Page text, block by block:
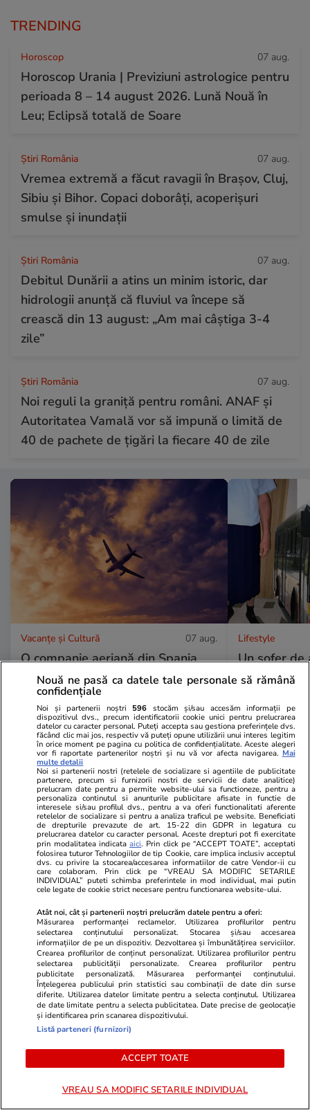
TRENDING
Horoscop 07 aug.
Horoscop Urania | Previziuni astrologice pentru
perioada 8 – 14 august 2026. Lună Nouă în
Leu; Eclipsă totală de Soare
Știri România 07 aug.
Vremea extremă a făcut ravagii în Brașov, Cluj,
Sibiu și Bihor. Copaci doborâți, acoperișuri
smulse și inundații
Știri România 07 aug.
Debitul Dunării a atins un minim istoric, dar
hidrologii anunță că fluviul va începe să
crească din 13 august: „Am mai câștiga 3-4
zile”
Știri România 07 aug.
Noi reguli la graniță pentru români. ANAF și
Autoritatea Vamală vor să impună o limită de
40 de pachete de țigări la fiecare 40 de zile
Vacanțe și Cultură 07 aug.
O companie aeriană din Spania
lansează un zbor special pentru
cei care vor să vadă eclipsa solară
din cer
Lifestyle
Un șofer de
muncă în
scurți: „E
Horoscop 07 aug.
Horoscop 8 august 2026.
Fecioarele sunt pregătite să-și
asume o creștere mai lentă și
anumite limitări în schimbul
stabilității
Bani și Afaceri 03 aug.
Cine poate retrage banii din
Nouă ne pasă ca datele tale personale să rămână
confidențiale
Noi și partenerii noștri 596 stocăm și/sau accesăm informații pe
dispozitivul dvs., precum identificatorii cookie unici pentru prelucrarea
datelor cu caracter personal. Puteți accepta sau gestiona preferințele dvs.
făcând clic mai jos, respectiv vă puteți opune utilizării unui interes legitim
în orice moment pe pagina cu politica de confidențialitate. Aceste alegeri
vor fi raportate partenerilor noștri și nu vă vor afecta navigarea. Mai
multe detalii
Noi si partenerii nostri (retelele de socializare si agentiile de publicitate
partenere, precum si furnizorii nostri de servicii de date analitice)
prelucram date pentru a permite website-ului sa functioneze, pentru a
personaliza continutul si anunturile publicitare afisate in functie de
interesele si/sau profilul dvs., pentru a va oferi functionalitati aferente
retelelor de socializare si pentru a analiza traficul pe website. Beneficiati
de drepturile prevazute de art. 15-22 din GDPR in legatura cu
prelucrarea datelor cu caracter personal. Aceste drepturi pot fi exercitate
prin modalitatea indicataaici. Prin click pe “ACCEPT TOATE”, acceptati
folosirea tuturor Tehnologiilor de tip Cookie, care implica inclusiv acceptul
dvs. cu privire la stocarea/accesarea informatiilor de catre Vendor-ii cu
care colaboram. Prin click pe “VREAU SA MODIFIC SETARILE
INDIVIDUAL” puteti schimba preferintele in mod individual, mai putin
cele legate de cookie strict necesare pentru functionarea website-ului.
Atât noi, cât și partenerii noștri prelucrăm datele pentru a oferi:
Măsurarea performanței reclamelor. Utilizarea profilurilor pentru
selectarea conținutului personalizat. Stocarea și/sau accesarea
informațiilor de pe un dispozitiv. Dezvoltarea și îmbunătățirea serviciilor.
Crearea profilurilor de conținut personalizat. Utilizarea profilurilor pentru
selectarea publicității personalizate. Crearea profilurilor pentru
publicitate personalizată. Măsurarea performanței conținutului.
Înțelegerea publicului prin statistici sau combinații de date din surse
diferite. Utilizarea datelor limitate pentru a selecta conținutul. Utilizarea
de date limitate pentru a selecta publicitatea. Date precise de geolocație
și identificarea prin scanarea dispozitivului.
Listă parteneri (furnizori)
ACCEPT TOATE
VREAU SA MODIFIC SETARILE INDIVIDUAL